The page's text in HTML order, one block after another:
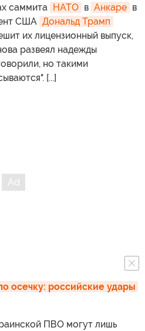
саммита НАТО в Анкаре в
США Дональд Трамп
их лицензионный выпуск,
развеял надежды
но такими
[...]
осечку: российские удары
ПВО могут лишь